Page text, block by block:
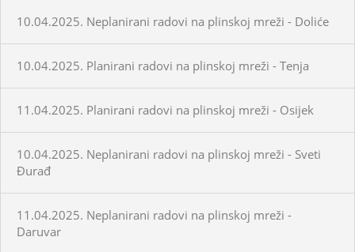
10.04.2025. Neplanirani radovi na plinskoj mreži - Doliće
10.04.2025. Planirani radovi na plinskoj mreži - Tenja
11.04.2025. Planirani radovi na plinskoj mreži - Osijek
10.04.2025. Neplanirani radovi na plinskoj mreži - Sveti
Đurađ
11.04.2025. Neplanirani radovi na plinskoj mreži -
Daruvar